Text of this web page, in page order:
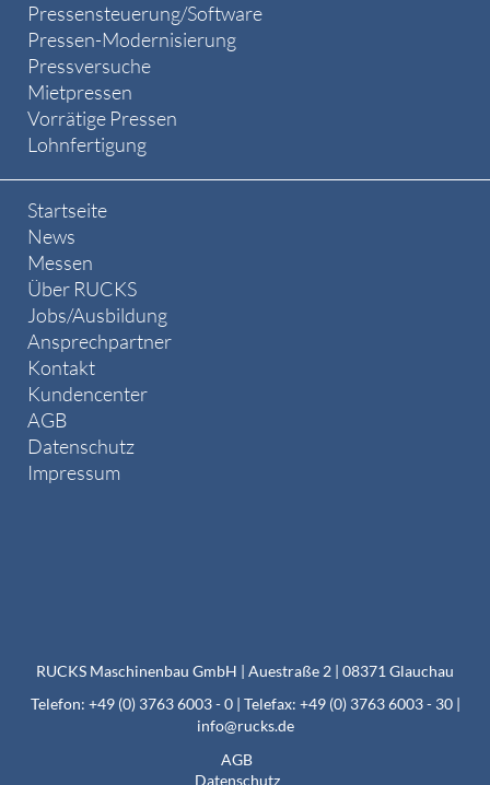
Pressensteuerung/Software
Pressen-Modernisierung
Pressversuche
Mietpressen
Vorrätige Pressen
Lohnfertigung
Startseite
News
Messen
Über RUCKS
Jobs/Ausbildung
Ansprechpartner
Kontakt
Kundencenter
AGB
Datenschutz
Impressum
RUCKS Maschinenbau GmbH | Auestraße 2 | 08371 Glauchau
Telefon: +49 (0) 3763 6003 - 0 | Telefax: +49 (0) 3763 6003 - 30 |
info@rucks.de
AGB
Datenschutz